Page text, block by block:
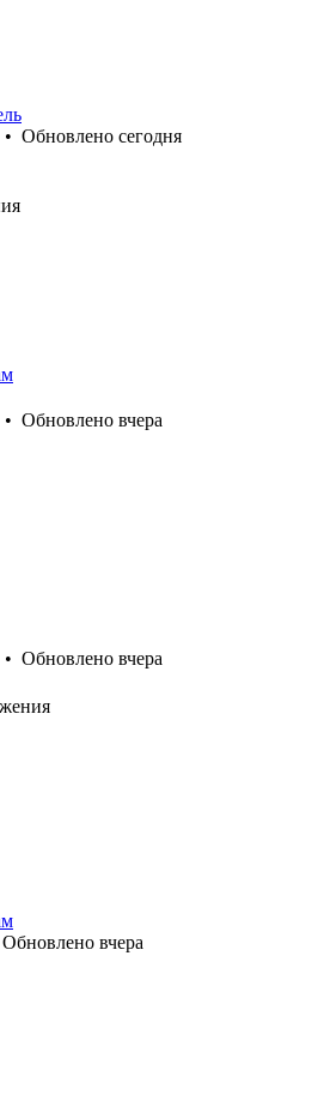
• Обновлено сегодня
• Обновлено вчера
• Обновлено вчера
Обновлено вчера